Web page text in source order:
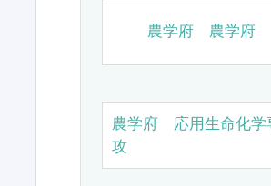
農学府 農学府
農学府 応用生命化学
攻